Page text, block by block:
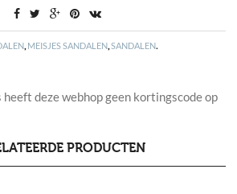
, MEISJES SANDALEN,SANDALEN.
deze webhop geen kortingscode op
PRODUCTEN